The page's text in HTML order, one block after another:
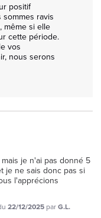
positif
ravis
même si elle
cette période.
vos
nous serons
je n'ai pas donné 5
je ne sais donc pas si
l'apprécions
22/12/2025 parG.L.